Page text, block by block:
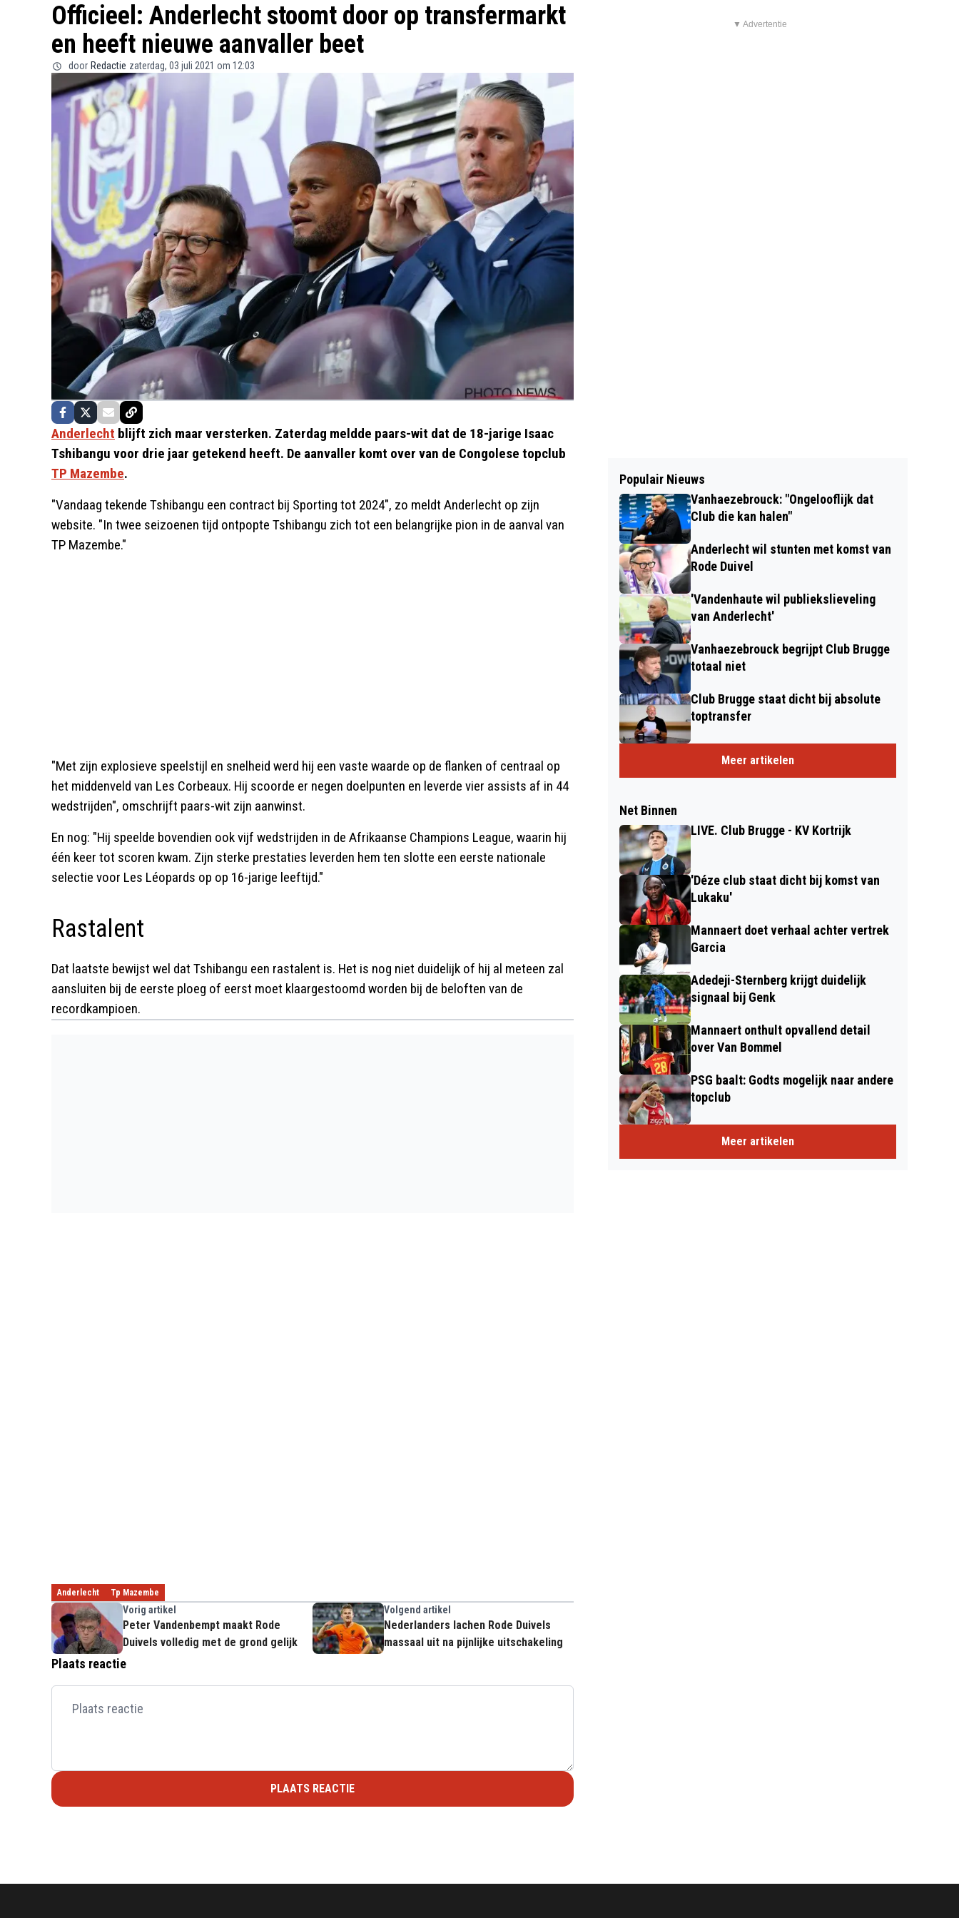
Officieel: Anderlecht stoomt door op transfermarkt
en heeft nieuwe aanvaller beet
door Redactie zaterdag, 03 juli 2021 om 12:03
Anderlecht blijft zich maar versterken. Zaterdag meldde paars-wit dat de 18-jarige Isaac
Tshibangu voor drie jaar getekend heeft. De aanvaller komt over van de Congolese topclub
TP Mazembe.
"Vandaag tekende Tshibangu een contract bij Sporting tot 2024", zo meldt Anderlecht op zijn
website. "In twee seizoenen tijd ontpopte Tshibangu zich tot een belangrijke pion in de aanval van
TP Mazembe."
"Met zijn explosieve speelstijl en snelheid werd hij een vaste waarde op de flanken of centraal op
het middenveld van Les Corbeaux. Hij scoorde er negen doelpunten en leverde vier assists af in 44
wedstrijden", omschrijft paars-wit zijn aanwinst.
En nog: "Hij speelde bovendien ook vijf wedstrijden in de Afrikaanse Champions League, waarin hij
één keer tot scoren kwam. Zijn sterke prestaties leverden hem ten slotte een eerste nationale
selectie voor Les Léopards op op 16-jarige leeftijd."
Rastalent
Dat laatste bewijst wel dat Tshibangu een rastalent is. Het is nog niet duidelijk of hij al meteen zal
aansluiten bij de eerste ploeg of eerst moet klaargestoomd worden bij de beloften van de
recordkampioen.
Anderlecht Tp Mazembe
Vorig artikel
Peter Vandenbempt maakt Rode
Duivels volledig met de grond gelijk
Volgend artikel
Nederlanders lachen Rode Duivels
massaal uit na pijnlijke uitschakeling
Plaats reactie
PLAATS REACTIE
▼ Advertentie
Populair Nieuws
Vanhaezebrouck: "Ongelooflijk dat
Club die kan halen"
Anderlecht wil stunten met komst van
Rode Duivel
'Vandenhaute wil publiekslieveling
van Anderlecht'
Vanhaezebrouck begrijpt Club Brugge
totaal niet
Club Brugge staat dicht bij absolute
toptransfer
Meer artikelen
Net Binnen
LIVE. Club Brugge - KV Kortrijk
'Déze club staat dicht bij komst van
Lukaku'
Mannaert doet verhaal achter vertrek
Garcia
Adedeji-Sternberg krijgt duidelijk
signaal bij Genk
Mannaert onthult opvallend detail
over Van Bommel
PSG baalt: Godts mogelijk naar andere
topclub
Meer artikelen